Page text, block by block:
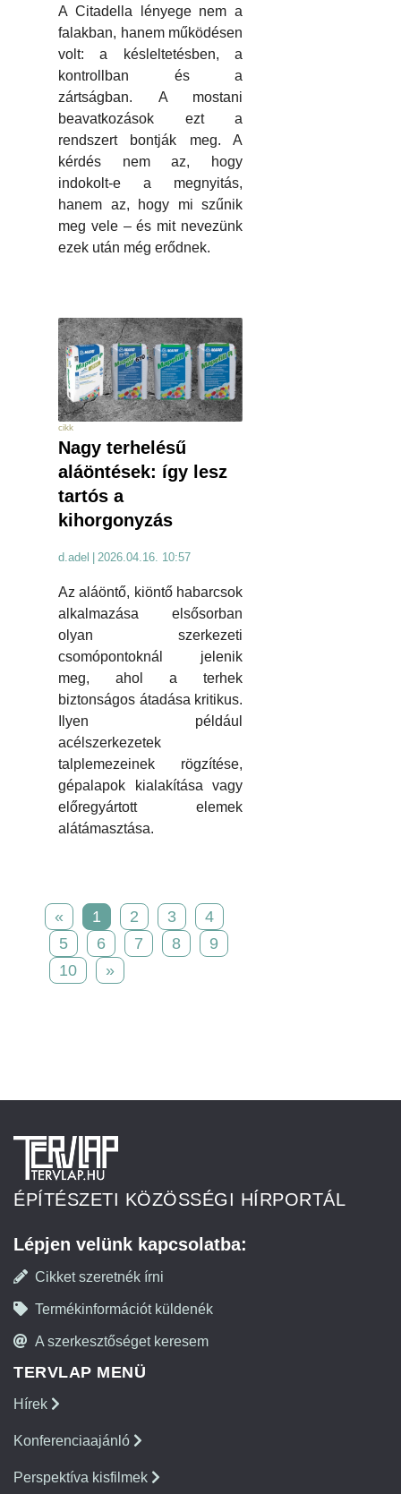
A Citadella lényege nem a
falakban, hanem működésen
volt: a késleltetésben, a
kontrollban és a
zártságban. A mostani
beavatkozások ezt a
rendszert bontják meg. A
kérdés nem az, hogy
indokolt-e a megnyitás,
hanem az, hogy mi szűnik
meg vele – és mit nevezünk
ezek után még erődnek.
cikk
Nagy terhelésű
aláöntések: így lesz
tartós a
kihorgonyzás
d.adel | 2026.04.16. 10:57
Az aláöntő, kiöntő habarcsok
alkalmazása elsősorban
olyan szerkezeti
csomópontoknál jelenik
meg, ahol a terhek
biztonságos átadása kritikus.
Ilyen például
acélszerkezetek
talplemezeinek rögzítése,
gépalapok kialakítása vagy
előregyártott elemek
alátámasztása.
« 1 2 3
4
5
6 7 8
9
10
»
ÉPÍTÉSZETI KÖZÖSSÉGI HÍRPORTÁL
Lépjen velünk kapcsolatba:
Cikket szeretnék írni
Termékinformációt küldenék
A szerkesztőséget keresem
TERVLAP MENÜ
Hírek
Konferenciaajánló
Perspektíva kisfilmek